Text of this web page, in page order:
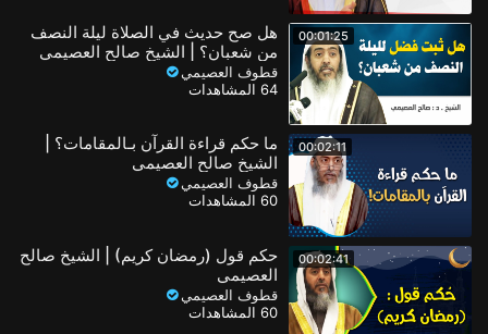
00:01:25
هل صح حديث في الصلاة ليلة النصف
من شعبان؟ | الشيخ صالح العصيمي
قطوف العصيمي
64 المشاهدات
00:02:11
ما حكم قراءة القرآن بـالمقامات؟ |
الشيخ صالح العصيمي
قطوف العصيمي
60 المشاهدات
00:02:41
حكم قول (رمضان كريم) | الشيخ صالح
العصيمي
قطوف العصيمي
60 المشاهدات